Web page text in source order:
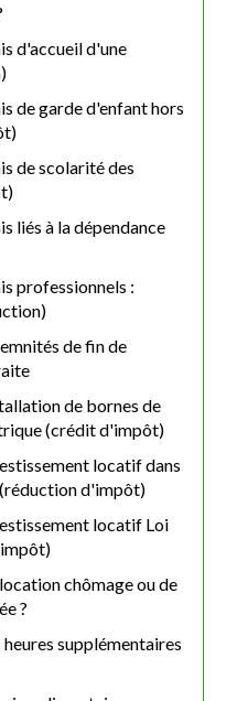
d'accueil d'une
de garde d'enfant hors
de scolarité des
liés à la dépendance
professionnels :
de fin de
de bornes de
(crédit d'impôt)
locatif dans
d'impôt)
locatif Loi
chômage ou de
?
supplémentaires